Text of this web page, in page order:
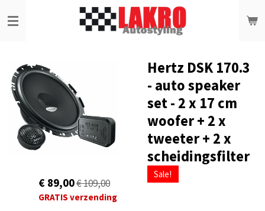
direct
hoofdinhoud
Hertz DSK 170.3
- auto speaker
set - 2 x 17 cm
woofer + 2 x
tweeter + 2 x
scheidingsfilter
Sale!
€ 89,00€ 109,00
GRATIS verzending